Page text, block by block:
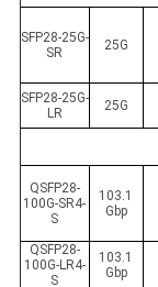
い
地
図
プ
ラ
SFP28-25G-
SR
25G
SFP28-25G-
LR
25G
QSFP28-
100G-SR4-
S
103.1
Gbp
QSFP28-
100G-LR4-
S
103.1
Gbp